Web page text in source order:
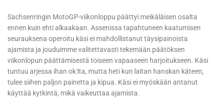
Sachsenringin MotoGP-viikonloppu päättyi meikäläisen osalta
ennen kuin ehti alkaakaan. Assenissa tapahtuneen kaatumisen
seurauksena operoitu käsi ei mahdollistanut täysipainoista
ajamista ja jouduimme valitettavasti tekemään päätöksen
viikonlopun päättämisestä toiseen vapaaseen harjoitukseen. Käsi
tuntuu arjessa ihan ok:lta, mutta heti kun laitan hanskan käteen,
tulee siihen paljon painetta ja kipua. Käsi ei myöskään antanut
käyttää kytkintä, mikä vaikeuttaa ajamista.